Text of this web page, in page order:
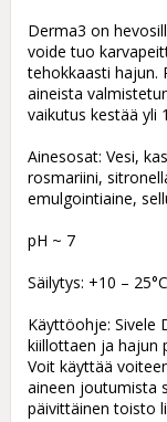
Derma3 on
voide tuo
tehokkaasti hajun.
aineista
vaikutus kestää yli
Ainesosat: Vesi,
rosmariini,
emulgointiaine,
pH ~ 7
Säilytys: +10 – 25°C
Käyttöohje: Sivele
kiillottaen ja hajun
Voit käyttää
aineen joutumista
päivittäinen toisto